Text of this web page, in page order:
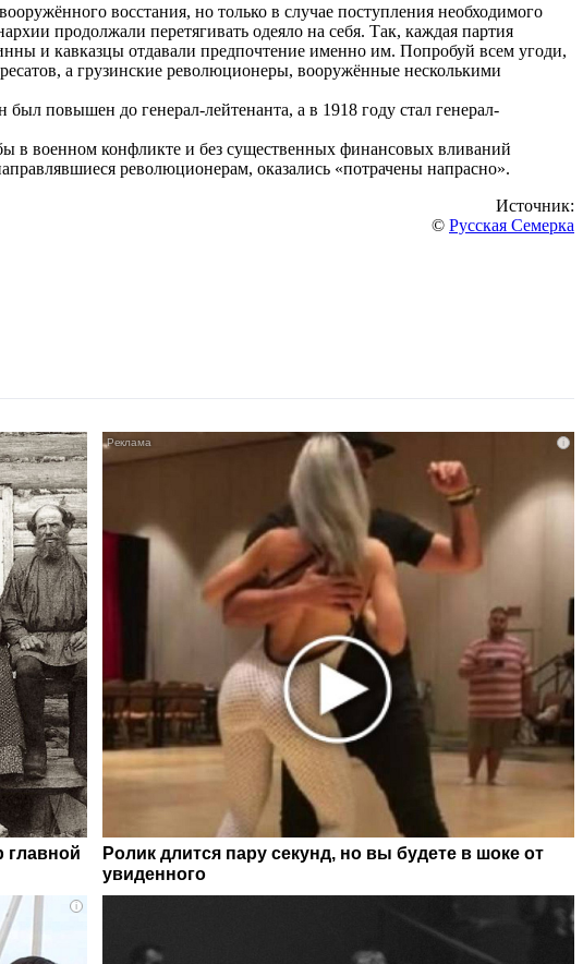
восстания, но только в случае поступления необходимого
продолжали перетягивать одеяло на себя. Так, каждая партия
и кавказцы отдавали предпочтение именно им. Попробуй всем угоди,
а грузинские революционеры, вооружённые несколькими
повышен до генерал-лейтенанта, а в 1918 году стал генерал-
в военном конфликте и без существенных финансовых вливаний
революционерам, оказались «потрачены напрасно».
Источник:
© Русская Семерка
главной
i
Ролик длится пару секунд, но вы будете в шоке от
увиденного
i